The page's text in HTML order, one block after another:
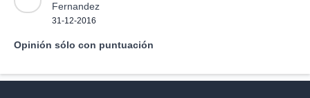
Fernandez
31-12-2016
Opinión sólo con puntuación